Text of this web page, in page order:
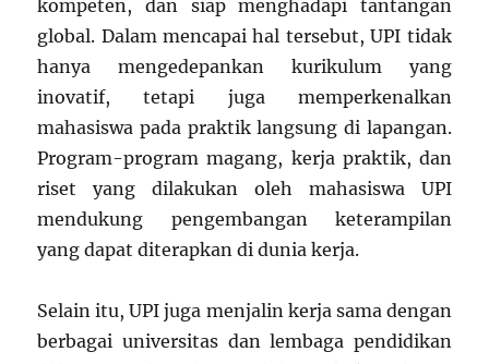
kompeten, dan siap menghadapi tantangan
global. Dalam mencapai hal tersebut, UPI tidak
hanya mengedepankan kurikulum yang
inovatif, tetapi juga memperkenalkan
mahasiswa pada praktik langsung di lapangan.
Program-program magang, kerja praktik, dan
riset yang dilakukan oleh mahasiswa UPI
mendukung pengembangan keterampilan
yang dapat diterapkan di dunia kerja.
Selain itu, UPI juga menjalin kerja sama dengan
berbagai universitas dan lembaga pendidikan